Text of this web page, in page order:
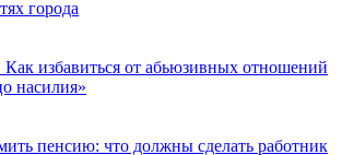
города
Как избавиться от абьюзивных отношений
насилия»
пенсию: что должны сделать работник